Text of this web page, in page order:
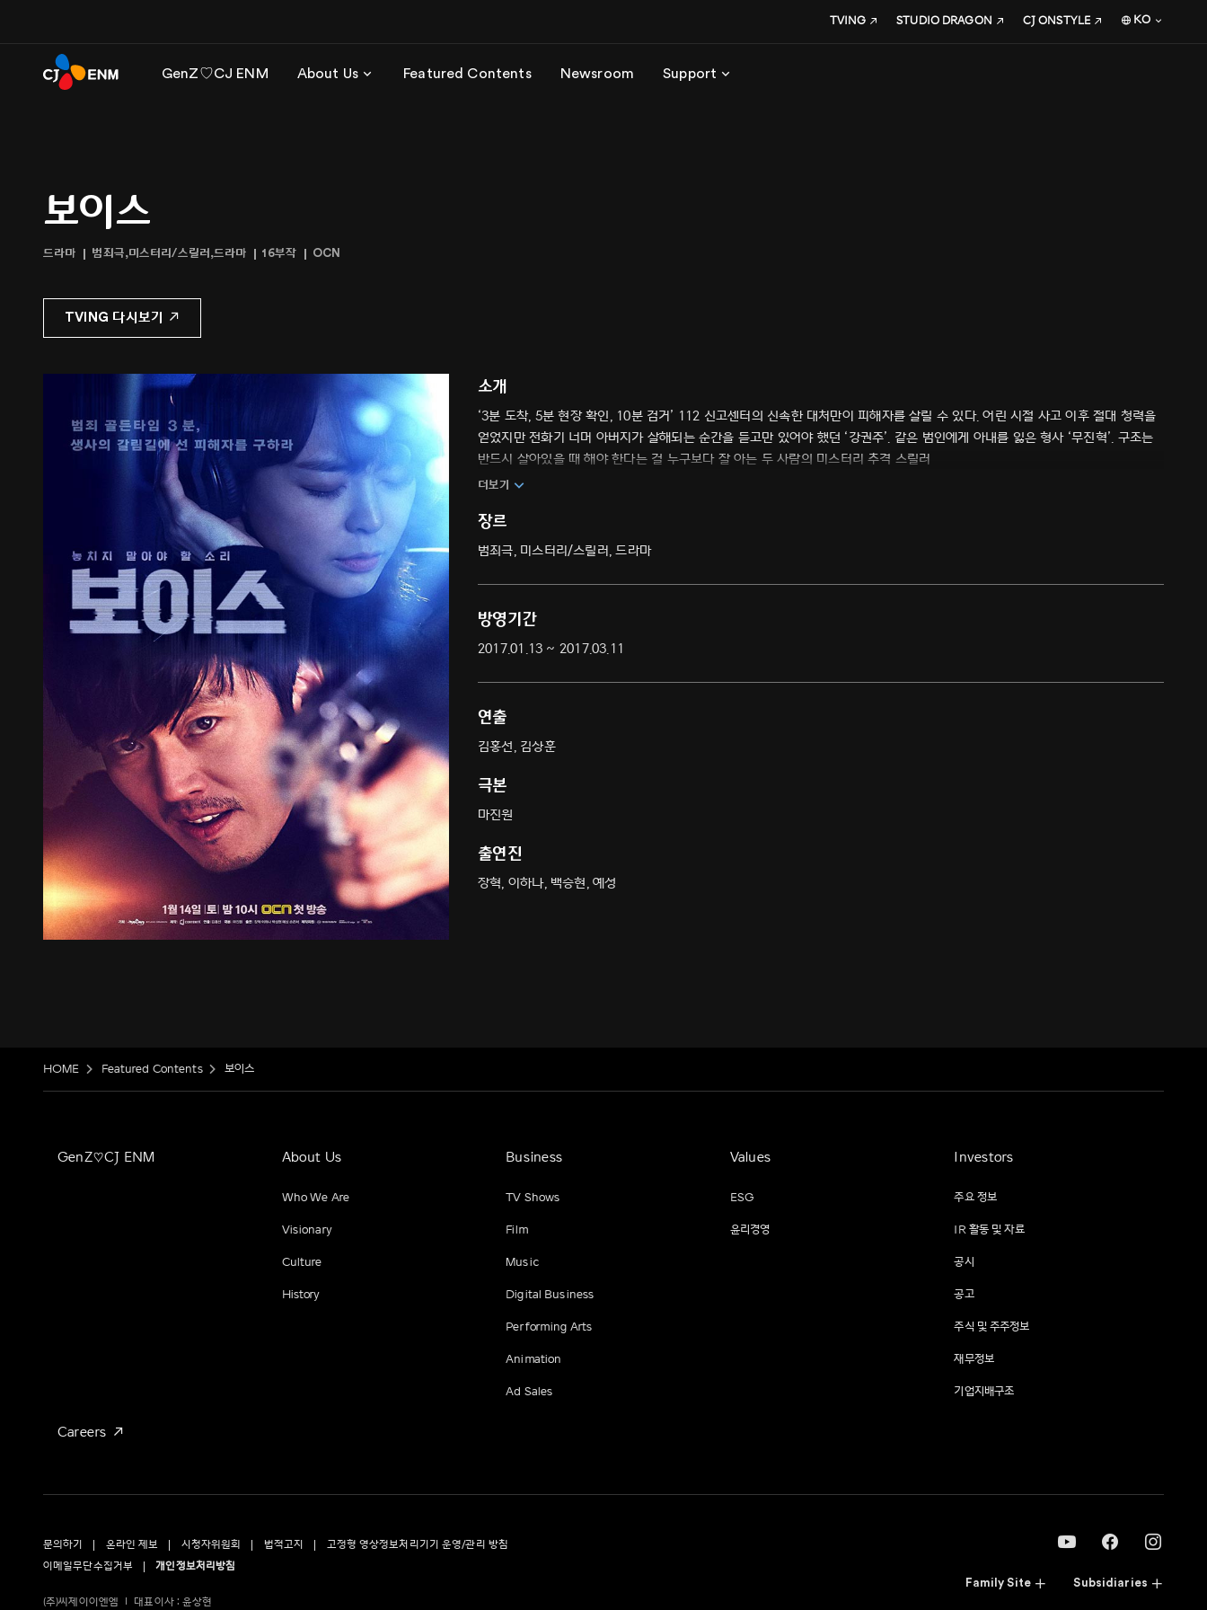
GenZ♡CJ ENM About Us Featured Contents Newsroom Support
TVING STUDIO DRAGON CJ ONSTYLE KO
보이스
드라마 범죄극,미스터리/스릴러,드라마 16부작 OCN
TVING 다시보기
소개
‘3분 도착, 5분 현장 확인, 10분 검거’ 112 신고센터의 신속한 대처만이 피해자를 살릴 수 있다. 어린 시절 사고 이후 절대 청력을
얻었지만 전화기 너머 아버지가 살해되는 순간을 듣고만 있어야 했던 ‘강권주’. 같은 범인에게 아내를 잃은 형사 ‘무진혁’. 구조는
반드시 살아있을 때 해야 한다는 걸 누구보다 잘 아는 두 사람의 미스터리 추격 스릴러
더보기
장르
범죄극, 미스터리/스릴러, 드라마
방영기간
2017.01.13 ~ 2017.03.11
연출
김홍선, 김상훈
극본
마진원
출연진
장혁, 이하나, 백승현, 예성
HOME Featured Contents 보이스
GenZ♡CJ ENM About Us
Who We Are
Visionary
Culture
History
Business
TV Shows
Film
Music
Digital Business
Performing Arts
Animation
Ad Sales
Values
ESG
윤리경영
Investors
주요 정보
IR 활동 및 자료
공시
공고
주식 및 주주정보
재무정보
기업지배구조
Careers
문의하기 온라인 제보 시청자위원회 법적고지
고정형 영상정보처리기기 운영/관리 방침
이메일무단수집거부
개인정보처리방침
Family Site Subsidiaries
(주)씨제이이엔엠 대표이사 : 윤상현